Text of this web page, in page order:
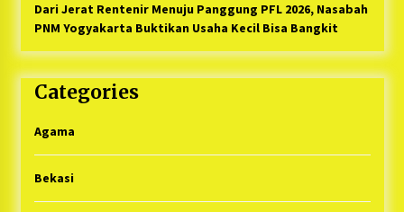
Dari Jerat Rentenir Menuju Panggung PFL 2026, Nasabah
PNM Yogyakarta Buktikan Usaha Kecil Bisa Bangkit
Categories
Agama
Bekasi